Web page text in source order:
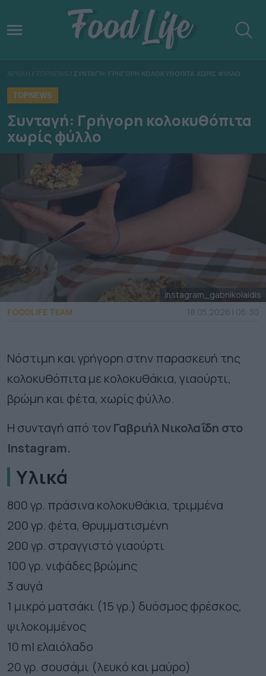
ΑΡΧΙΚΗ / TOPNEWS / ΣΥΝΤΑΓΗ: ΓΡΗΓΟΡΗ ΚΟΛΟΚΥΘΟΠΙΤΑ ΧΩΡΙΣ ΦΥΛΛΟ
TOPNEWS
Συνταγή: Γρήγορη κολοκυθόπιτα
χωρίς φύλλο
instagram_gabnikolaidis
FOODLIFE TEAM
18.05.2026 | 06:30
Νόστιμη και γρήγορη στην παρασκευή της
κολοκυθόπιτα με κολοκυθάκια, γιαούρτι,
βρώμη και φέτα, χωρίς φύλλο.
Η συνταγή από τονΓαβριήλ Νικολαΐδη στο
Instagram.
Υλικά
800 γρ. πράσινα κολοκυθάκια, τριμμένα
200 γρ. φέτα, θρυμματισμένη
200 γρ. στραγγιστό γιαούρτι
100 γρ. νιφάδες βρώμης
3 αυγά
1 μικρό ματσάκι (15 γρ.) δυόσμος φρέσκος,
ψιλοκομμένος
10 ml ελαιόλαδο
20 γρ. σουσάμι (λευκό και μαύρο)